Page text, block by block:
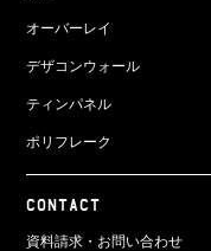
オーバーレイ
デザコンウォール
ティンパネル
ポリフレーク
CONTACT
資料請求・お問い合わせ